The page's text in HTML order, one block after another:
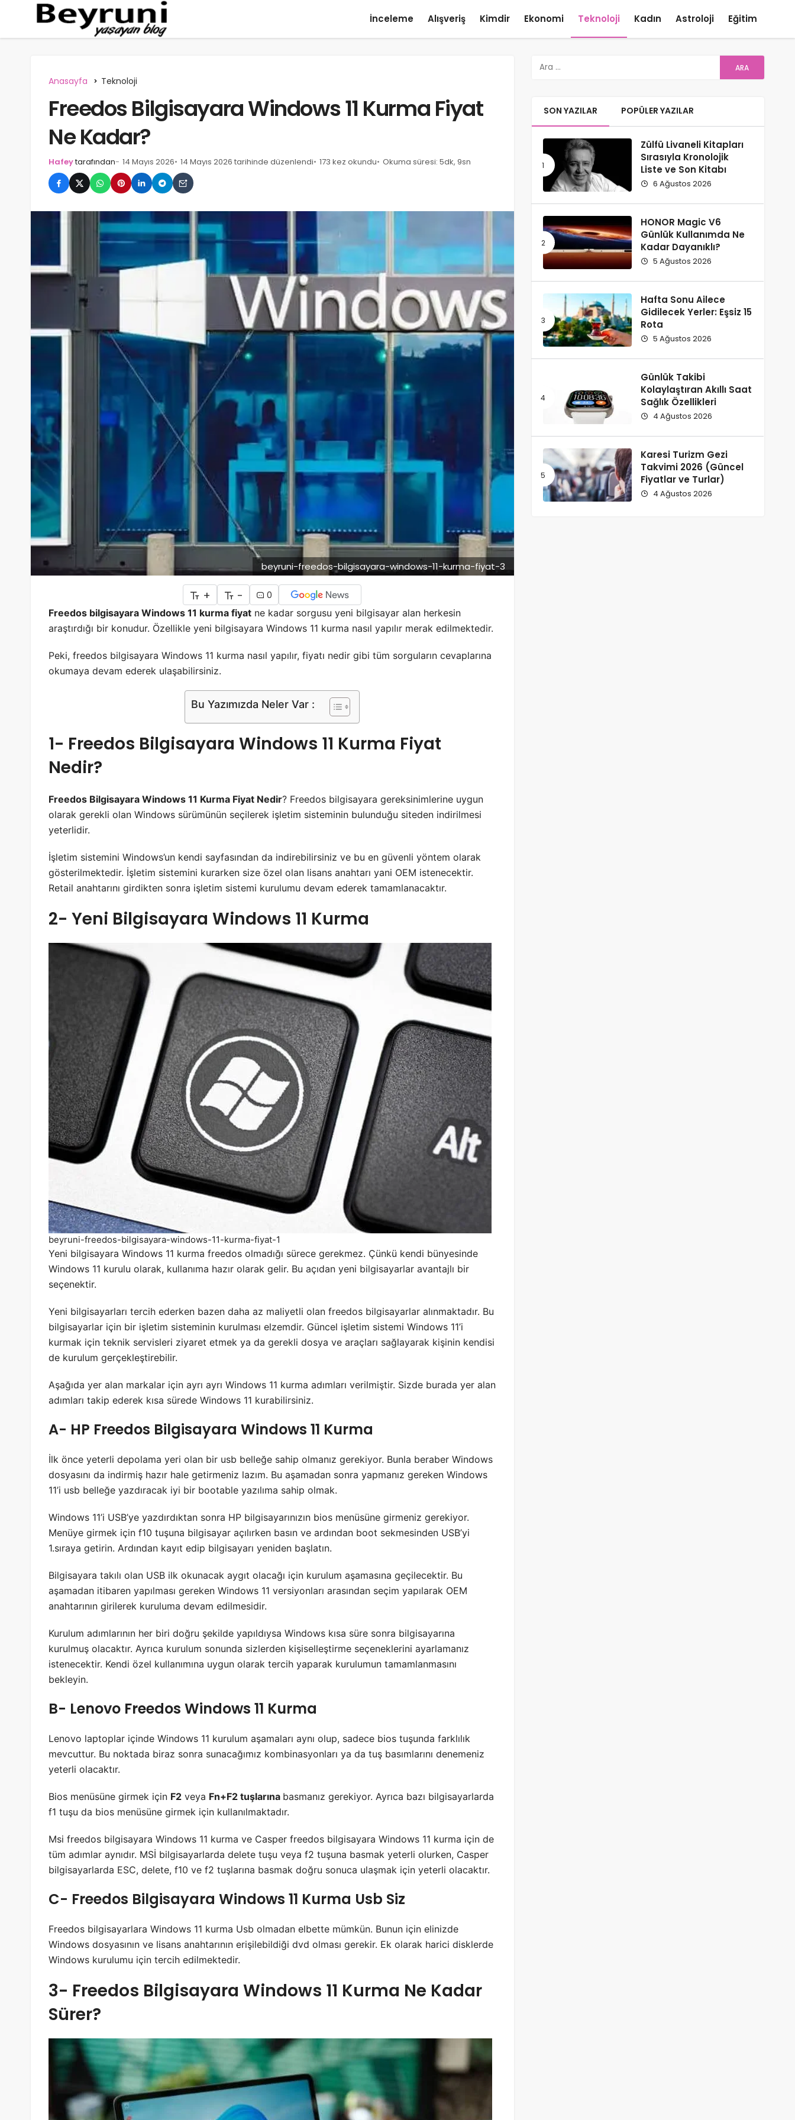
İnceleme Alışveriş Kimdir Ekonomi Teknoloji Kadın Astroloji Eğitim
Anasayfa Teknoloji
Freedos Bilgisayara Windows 11 Kurma Fiyat
Ne Kadar?
Hafeytarafından 14 Mayıs 2026 14 Mayıs 2026 tarihinde düzenlendi 173 kez okundu Okuma süresi: 5dk, 9sn
beyruni-freedos-bilgisayara-windows-11-kurma-fiyat-3
+ -
0
Freedos bilgisayara Windows 11 kurma fiyat ne kadar sorgusu yeni bilgisayar alan herkesin
araştırdığı bir konudur. Özellikle yeni bilgisayara Windows 11 kurma nasıl yapılır merak edilmektedir.
Peki, freedos bilgisayara Windows 11 kurma nasıl yapılır, fiyatı nedir gibi tüm sorguların cevaplarına
okumaya devam ederek ulaşabilirsiniz.
Bu Yazımızda Neler Var :
1- Freedos Bilgisayara Windows 11 Kurma Fiyat
Nedir?
Freedos Bilgisayara Windows 11 Kurma Fiyat Nedir? Freedos bilgisayara gereksinimlerine uygun
olarak gerekli olan Windows sürümünün seçilerek işletim sisteminin bulunduğu siteden indirilmesi
yeterlidir.
İşletim sistemini Windows’un kendi sayfasından da indirebilirsiniz ve bu en güvenli yöntem olarak
gösterilmektedir. İşletim sistemini kurarken size özel olan lisans anahtarı yani OEM istenecektir.
Retail anahtarını girdikten sonra işletim sistemi kurulumu devam ederek tamamlanacaktır.
2- Yeni Bilgisayara Windows 11 Kurma
beyruni-freedos-bilgisayara-windows-11-kurma-fiyat-1
Yeni bilgisayara Windows 11 kurma freedos olmadığı sürece gerekmez. Çünkü kendi bünyesinde
Windows 11 kurulu olarak, kullanıma hazır olarak gelir. Bu açıdan yeni bilgisayarlar avantajlı bir
seçenektir.
Yeni bilgisayarları tercih ederken bazen daha az maliyetli olan freedos bilgisayarlar alınmaktadır. Bu
bilgisayarlar için bir işletim sisteminin kurulması elzemdir. Güncel işletim sistemi Windows 11’i
kurmak için teknik servisleri ziyaret etmek ya da gerekli dosya ve araçları sağlayarak kişinin kendisi
de kurulum gerçekleştirebilir.
Aşağıda yer alan markalar için ayrı ayrı Windows 11 kurma adımları verilmiştir. Sizde burada yer alan
adımları takip ederek kısa sürede Windows 11 kurabilirsiniz.
A- HP Freedos Bilgisayara Windows 11 Kurma
İlk önce yeterli depolama yeri olan bir usb belleğe sahip olmanız gerekiyor. Bunla beraber Windows
dosyasını da indirmiş hazır hale getirmeniz lazım. Bu aşamadan sonra yapmanız gereken Windows
11’i usb belleğe yazdıracak iyi bir bootable yazılıma sahip olmak.
Windows 11’i USB’ye yazdırdıktan sonra HP bilgisayarınızın bios menüsüne girmeniz gerekiyor.
Menüye girmek için f10 tuşuna bilgisayar açılırken basın ve ardından boot sekmesinden USB’yi
1.sıraya getirin. Ardından kayıt edip bilgisayarı yeniden başlatın.
Bilgisayara takılı olan USB ilk okunacak aygıt olacağı için kurulum aşamasına geçilecektir. Bu
aşamadan itibaren yapılması gereken Windows 11 versiyonları arasından seçim yapılarak OEM
anahtarının girilerek kuruluma devam edilmesidir.
Kurulum adımlarının her biri doğru şekilde yapıldıysa Windows kısa süre sonra bilgisayarına
kurulmuş olacaktır. Ayrıca kurulum sonunda sizlerden kişiselleştirme seçeneklerini ayarlamanız
istenecektir. Kendi özel kullanımına uygun olarak tercih yaparak kurulumun tamamlanmasını
bekleyin.
B- Lenovo Freedos Windows 11 Kurma
Lenovo laptoplar içinde Windows 11 kurulum aşamaları aynı olup, sadece bios tuşunda farklılık
mevcuttur. Bu noktada biraz sonra sunacağımız kombinasyonları ya da tuş basımlarını denemeniz
yeterli olacaktır.
Bios menüsüne girmek için F2 veya Fn+F2 tuşlarına basmanız gerekiyor. Ayrıca bazı bilgisayarlarda
f1 tuşu da bios menüsüne girmek için kullanılmaktadır.
Msi freedos bilgisayara Windows 11 kurma ve Casper freedos bilgisayara Windows 11 kurma için de
tüm adımlar aynıdır. MSİ bilgisayarlarda delete tuşu veya f2 tuşuna basmak yeterli olurken, Casper
bilgisayarlarda ESC, delete, f10 ve f2 tuşlarına basmak doğru sonuca ulaşmak için yeterli olacaktır.
C- Freedos Bilgisayara Windows 11 Kurma Usb Siz
Freedos bilgisayarlara Windows 11 kurma Usb olmadan elbette mümkün. Bunun için elinizde
Windows dosyasının ve lisans anahtarının erişilebildiği dvd olması gerekir. Ek olarak harici disklerde
Windows kurulumu için tercih edilmektedir.
3- Freedos Bilgisayara Windows 11 Kurma Ne Kadar
Sürer?
SON YAZILAR POPÜLER YAZILAR
Zülfü Livaneli Kitapları
Sırasıyla Kronolojik
Liste ve Son Kitabı
6 Ağustos 2026
HONOR Magic V6
Günlük Kullanımda Ne
Kadar Dayanıklı?
5 Ağustos 2026
Hafta Sonu Ailece
Gidilecek Yerler: Eşsiz 15
Rota
5 Ağustos 2026
Günlük Takibi
Kolaylaştıran Akıllı Saat
Sağlık Özellikleri
4 Ağustos 2026
Karesi Turizm Gezi
Takvimi​ 2026 (Güncel
Fiyatlar ve Turlar)
4 Ağustos 2026